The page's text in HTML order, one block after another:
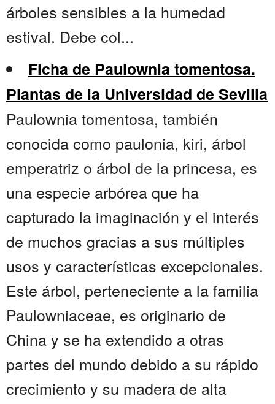
árboles sensibles a la humedad
estival. Debe col...
Ficha de Paulownia tomentosa.
Plantas de la Universidad de Sevilla
Paulownia tomentosa, también
conocida como paulonia, kiri, árbol
emperatriz o árbol de la princesa, es
una especie arbórea que ha
capturado la imaginación y el interés
de muchos gracias a sus múltiples
usos y características excepcionales.
Este árbol, perteneciente a la familia
Paulowniaceae, es originario de
China y se ha extendido a otras
partes del mundo debido a su rápido
crecimiento y su madera de alta